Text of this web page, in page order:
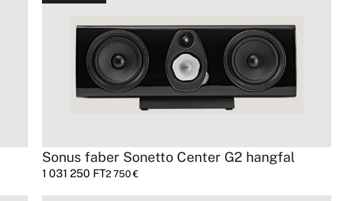
Sonus faber Sonetto Center G2 hangfal
1 031 250 FT2 750€